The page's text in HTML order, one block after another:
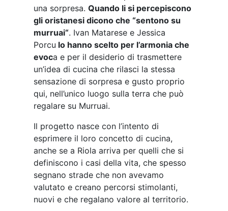
una sorpresa. Quando li si percepiscono
gli oristanesi dicono che “sentono su
murruai“. Ivan Matarese e Jessica
Porcu lo hanno scelto per l’armonia che
evoca e per il desiderio di trasmettere
un’idea di cucina che rilasci la stessa
sensazione di sorpresa e gusto proprio
qui, nell’unico luogo sulla terra che può
regalare su Murruai.
Il progetto nasce con l’intento di
esprimere il loro concetto di cucina,
anche se a Riola arriva per quelli che si
definiscono i casi della vita, che spesso
segnano strade che non avevamo
valutato e creano percorsi stimolanti,
nuovi e che regalano valore al territorio.